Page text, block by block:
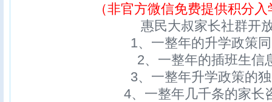
（非官方微信免费提供积分
惠民大叔家长社群开
1、一整年的升学政策
2、一整年的插班生信
3、一整年升学政策的
4、一整年几千条的家长